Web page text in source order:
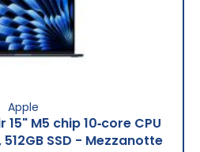
Apple
M5 chip 10‑core CPU
512GB SSD - Mezzanotte